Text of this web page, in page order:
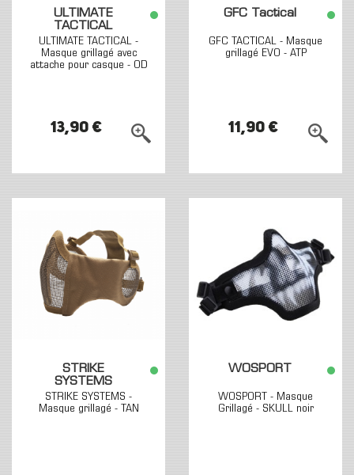
ULTIMATE
TACTICAL
ULTIMATE TACTICAL -
Masque grillagé avec
attache pour casque - OD
13,90 €
GFC Tactical
GFC TACTICAL - Masque
grillagé EVO - ATP
11,90 €
STRIKE
SYSTEMS
STRIKE SYSTEMS -
Masque grillagé - TAN
WOSPORT
WOSPORT - Masque
Grillagé - SKULL noir